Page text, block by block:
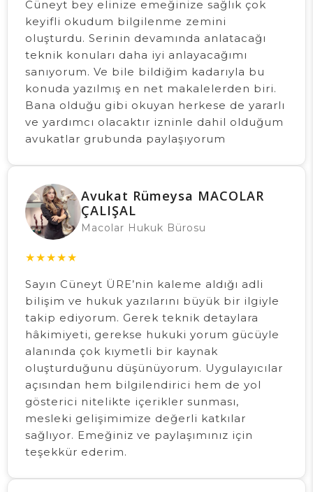
Cüneyt bey elinize emeğinize sağlık çok
keyifli okudum bilgilenme zemini
oluşturdu. Serinin devamında anlatacağı
teknik konuları daha iyi anlayacağımı
sanıyorum. Ve bile bildiğim kadarıyla bu
konuda yazılmış en net makalelerden biri.
Bana olduğu gibi okuyan herkese de yararlı
ve yardımcı olacaktır izninle dahil olduğum
avukatlar grubunda paylaşıyorum
Avukat Rümeysa MACOLAR
ÇALIŞAL
Macolar Hukuk Bürosu
★★★★★
Sayın Cüneyt ÜRE’nin kaleme aldığı adli
bilişim ve hukuk yazılarını büyük bir ilgiyle
takip ediyorum. Gerek teknik detaylara
hâkimiyeti, gerekse hukuki yorum gücüyle
alanında çok kıymetli bir kaynak
oluşturduğunu düşünüyorum. Uygulayıcılar
açısından hem bilgilendirici hem de yol
gösterici nitelikte içerikler sunması,
mesleki gelişimimize değerli katkılar
sağlıyor. Emeğiniz ve paylaşımınız için
teşekkür ederim.